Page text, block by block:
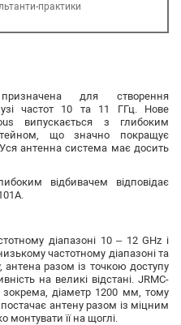
практики
для створення
частот 10 та 11 ГГц. Нове
випускається з глибоким
що значно покращує
Уся антенна система має досить
відбивачем відповідає
діапазоні 10 – 12 GHz і
частотному діапазоні та
разом із точкою доступу
на великі відстані. JRMC-
діаметр 1200 мм, тому
антену разом із міцним
її на щоглі.